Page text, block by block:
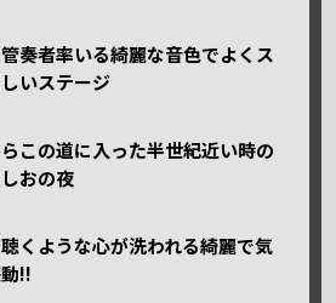
奏者率いる綺麗な音色でよくス
いステージ
この道に入った半世紀近い時の
おの夜
くような心が洗われる綺麗で気
!!